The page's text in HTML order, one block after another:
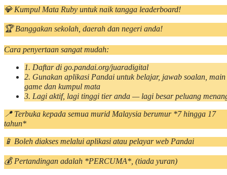
💎 Kumpul Mata Ruby untuk naik tangga leaderboard!
🏆 Banggakan sekolah, daerah dan negeri anda!
Cara penyertaan sangat mudah:
1. Daftar di go.pandai.org/juaradigital
2. Gunakan aplikasi Pandai untuk belajar, jawab soalan, main
game dan kumpul mata
3. Lagi aktif, lagi tinggi tier anda — lagi besar peluang
📍 Terbuka kepada semua murid Malaysia berumur *7 hingga 17
tahun*
📱 Boleh diakses melalui aplikasi atau pelayar web Pandai
💰 Pertandingan adalah *PERCUMA*, (tiada yuran)